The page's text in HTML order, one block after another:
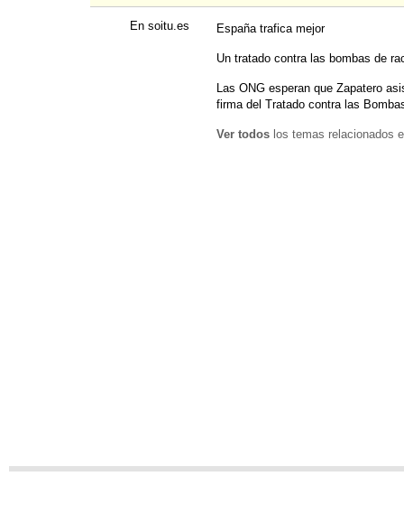
En soitu.es España trafica mejor
Un tratado contra las bombas de
Las ONG esperan que Zapatero
firma del Tratado contra las
Ver todos los temas relacionados